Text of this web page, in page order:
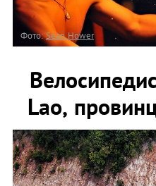
Фото:Sean Hower
Lao,